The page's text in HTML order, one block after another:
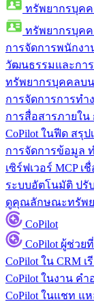
ทรัพยากรบุค
ทรัพยากรบุค
การจัดการพนักงา
วัฒนธรรมและกา
ทรัพยากรบุคคลบ
การจัดการการทำ
การสื่อสารภายใน
CoPilot ในฟีด สรุป
การจัดการข้อมูล
เซิร์ฟเวอร์ MCP เ
ระบบอัตโนมัติ ปรั
ดูคุณลักษณะทรัพย
CoPilot
CoPilot ผู้ช่วย
CoPilot ใน CRM เ
CoPilot ในงาน คำ
CoPilot ในแชท แห